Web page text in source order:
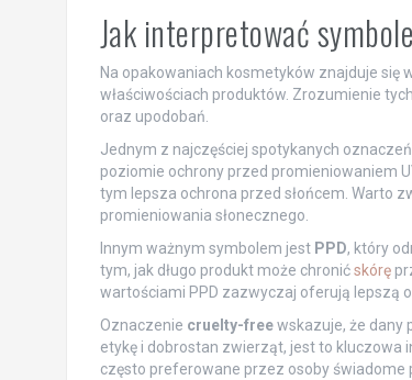
Jak interpretować
Na opakowaniach kosmetyków znajduje się
właściwościach produktów. Zrozumienie
oraz upodobań.
Jednym z najczęściej spotykanych
poziomie ochrony przed promieniowaniem
tym lepsza ochrona przed słońcem. Warto
promieniowania słonecznego.
Innym ważnym symbolem jest PPD, który
tym, jak długo produkt może chronićskórę
wartościami PPD zazwyczaj oferują lepszą
Oznaczenie cruelty-freewskazuje, że dany
etykę i dobrostan zwierząt, jest to
często preferowane przez osoby